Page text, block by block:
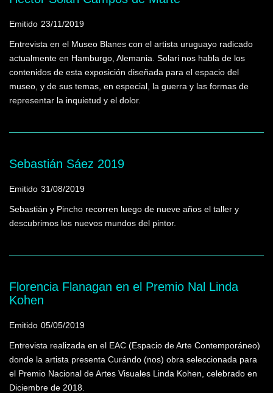
Emitido 23/11/2019
Entrevista en el Museo Blanes con el artista uruguayo radicado
actualmente en Hamburgo, Alemania. Solari nos habla de los
contenidos de esta exposición diseñada para el espacio del
museo, y de sus temas, en especial, la guerra y las formas de
representar la inquietud y el dolor.
Sebastián Sáez 2019
Emitido 31/08/2019
Sebastián y Pincho recorren luego de nueve años el taller y
descubrimos los nuevos mundos del pintor.
Florencia Flanagan en el Premio Nal Linda
Kohen
Emitido 05/05/2019
Entrevista realizada en el EAC (Espacio de Arte Contemporáneo)
donde la artista presenta Curándo (nos) obra seleccionada para
el Premio Nacional de Artes Visuales Linda Kohen, celebrado en
Diciembre de 2018.